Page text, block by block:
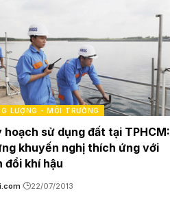
LƯỢNG - MÔI TRƯỜNG
hoạch sử dụng đất tại TPHCM:
khuyến nghị thích ứng với
đổi khí hậu
22/07/2013